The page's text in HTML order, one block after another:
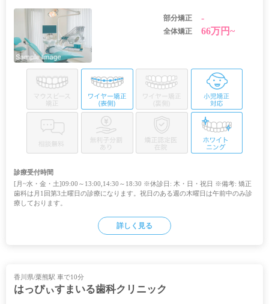
部分矯正 -
全体矯正 66万円~
診療受付時間
[月~水・金・土]09:00～13:00,14:30～18:30 ※休診日: 木・日・祝日 ※備考: 矯正
歯科は月1回第3土曜日の診療になります。祝日のある週の木曜日は午前中のみ診
療しております。
詳しく見る
香川県/栗熊駅 車で10分
はっぴぃすまいる歯科クリニック